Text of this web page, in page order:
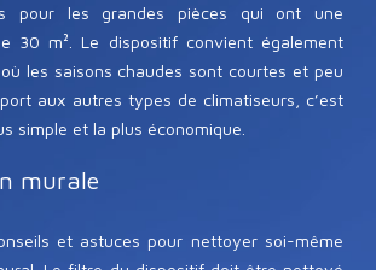
pour les grandes pièces qui ont une
30 m². Le dispositif convient également
les saisons chaudes sont courtes et peu
aux autres types de climatiseurs, c’est
simple et la plus économique.
murale
et astuces pour nettoyer soi-même